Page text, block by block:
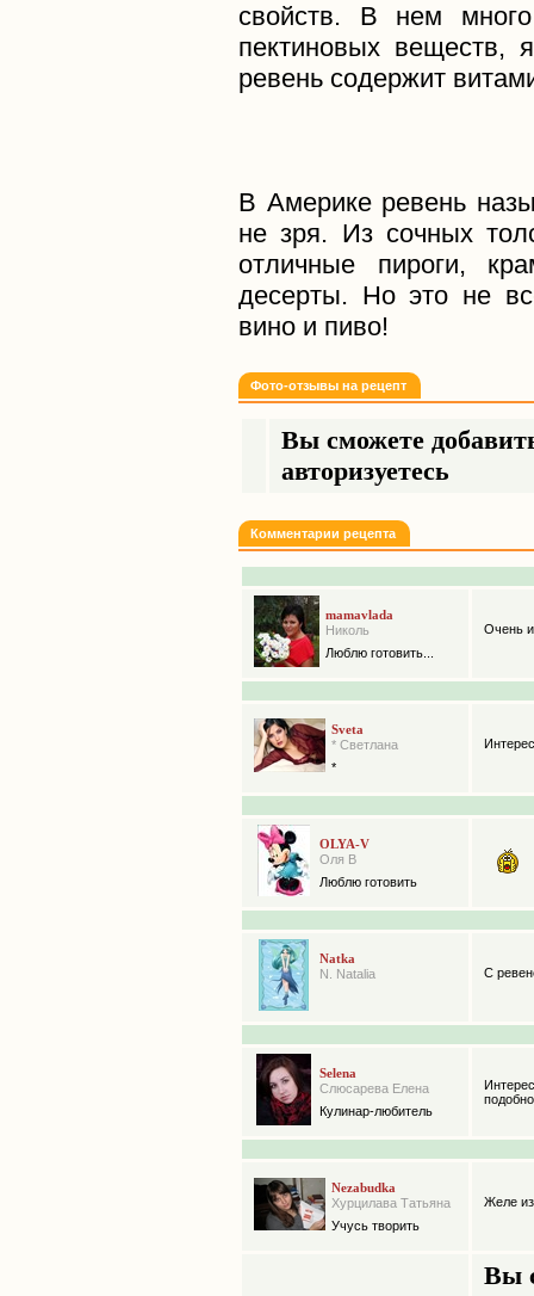
свойств. В нем много
пектиновых веществ,
ревень содержит
В Америке ревень
не зря. Из сочных
отличные пироги,
десерты. Но это не
вино и пиво!
Фото-отзывы на рецепт
Вы сможете
авторизуетесь
Комментарии рецепта
mamavlada
Николь
Люблю готовить...
Очень
Sveta
* Светлана
*
OLYA-V
Оля В
Люблю готовить
Natka
N. Natalia
С
Selena
Слюсарева Елена
Кулинар-любитель
Nezabudka
Хурцилава Татьяна
Учусь творить
Желе из
Вы